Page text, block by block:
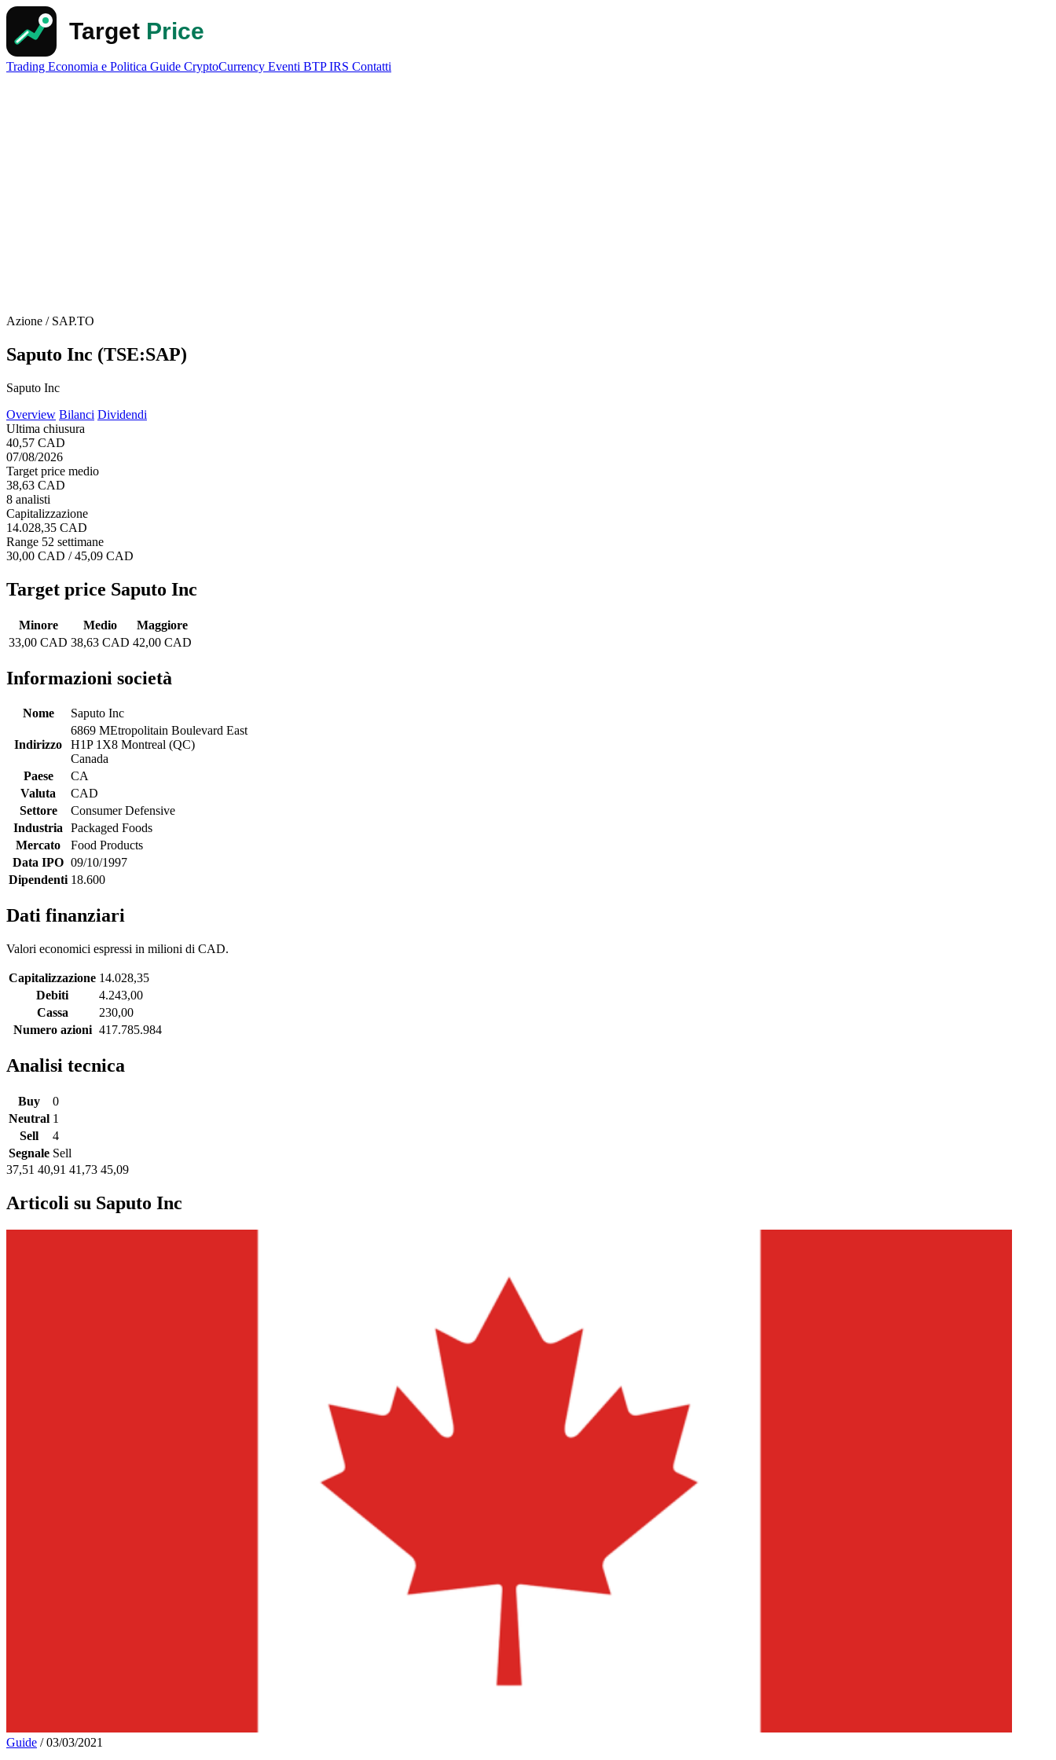
Trading Economia e Politica Guide CryptoCurrency Eventi BTPIRS Contatti
Azione / SAP.TO
Saputo Inc (TSE:SAP)
Saputo Inc
Overview Bilanci Dividendi
Ultima chiusura
40,57 CAD
07/08/2026
Target price medio
38,63 CAD
8 analisti
Capitalizzazione
14.028,35 CAD
Range 52 settimane
30,00 CAD / 45,09 CAD
Target price Saputo Inc
Minore Medio
Maggiore
33,00 CAD 38,63 CAD 42,00 CAD
Informazioni società
Nome Saputo Inc
Indirizzo
6869 MEtropolitain Boulevard East
H1P 1X8 Montreal (QC)
Canada
Paese
CA
Valuta
CAD
Settore
Consumer Defensive
Industria Packaged Foods
Mercato
Food Products
Data IPO 09/10/1997
Dipendenti 18.600
Dati finanziari
Valori economici espressi in milioni di CAD.
Capitalizzazione 14.028,35
Debiti
4.243,00
Cassa
230,00
Numero azioni 417.785.984
Analisi tecnica
Buy
0
Neutral 1
Sell
4
Segnale Sell
37,51 40,91 41,73 45,09
Articoli su Saputo Inc
Guide / 03/03/2021